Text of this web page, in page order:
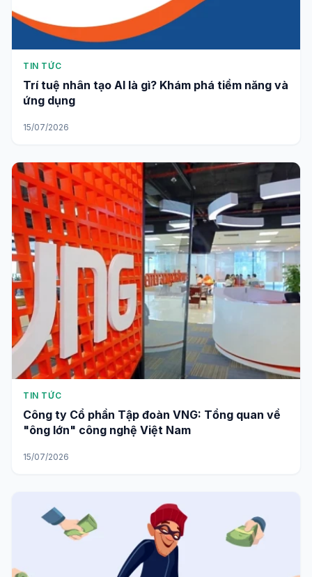
TIN TỨC
Trí tuệ nhân tạo AI là gì? Khám phá tiềm năng và
ứng dụng
15/07/2026
TIN TỨC
Công ty Cổ phần Tập đoàn VNG: Tổng quan về
"ông lớn" công nghệ Việt Nam
15/07/2026